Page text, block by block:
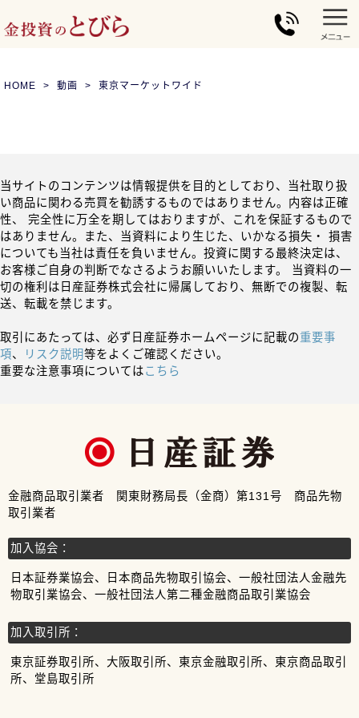
HOME 動画 東京マーケットワイド
当サイトのコンテンツは情報提供を目的としており、当社取り扱
い商品に関わる売買を勧誘するものではありません。内容は正確
性、 完全性に万全を期してはおりますが、これを保証するもので
はありません。また、当資料により生じた、いかなる損失・ 損害
についても当社は責任を負いません。投資に関する最終決定は、
お客様ご自身の判断でなさるようお願いいたします。 当資料の一
切の権利は日産証券株式会社に帰属しており、無断での複製、転
送、転載を禁じます。
取引にあたっては、必ず日産証券ホームページに記載の重要事
項、 リスク説明等をよくご確認ください。
重要な注意事項についてはこちら
金融商品取引業者 関東財務局長（金商）第131号 商品先物
取引業者
加入協会：
日本証券業協会、日本商品先物取引協会、一般社団法人金融先
物取引業協会、一般社団法人第二種金融商品取引業協会
加入取引所：
東京証券取引所、大阪取引所、東京金融取引所、東京商品取引
所、堂島取引所